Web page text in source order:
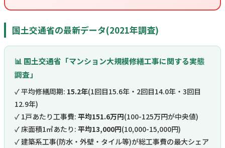
国土交通省の最新データ(2021年調査)
📊 国土交通省「マンション大規模修繕工事に関する実態
調査」
✓ 平均修繕周期: 15.2年(1回目15.6年・2回目14.0年・3回目
12.9年)
✓ 1戸あたり工事費: 平均151.6万円(100-125万円が中央値)
✓ 床面積1㎡あたり: 平均13,000円(10,000-15,000円)
✓ 建築系工事(防水・外壁・タイル等)が総工事費の最大シェア